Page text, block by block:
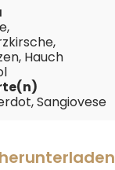
Hauch
, Sangiovese